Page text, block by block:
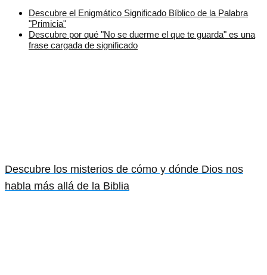
Descubre el Enigmático Significado Bíblico de la Palabra
"Primicia"
Descubre por qué "No se duerme el que te guarda" es una
frase cargada de significado
Descubre los misterios de cómo y dónde Dios nos
habla más allá de la Biblia